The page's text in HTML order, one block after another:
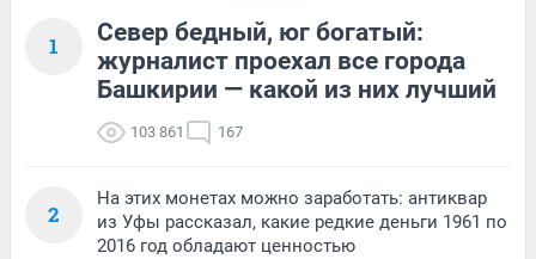
1
Север бедный, юг богатый:
журналист проехал все города
Башкирии — какой из них лучший
103 861 167
2
На этих монетах можно заработать: антиквар
из Уфы рассказал, какие редкие деньги 1961 по
2016 год обладают ценностью